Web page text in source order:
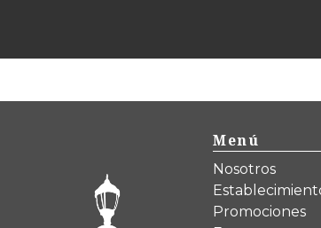
Menú
Nosotros
Promociones